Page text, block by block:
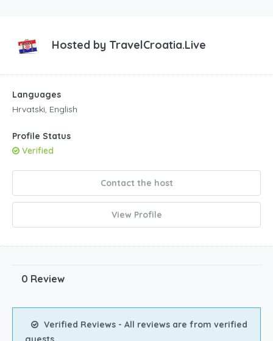
Hosted by TravelCroatia.Live
Languages
Hrvatski, English
Profile Status
Verified
Contact the host
View Profile
0 Review
Verified Reviews - All reviews are from verified